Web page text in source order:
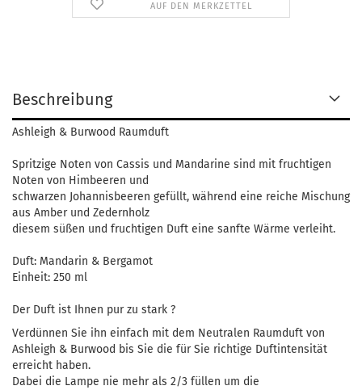
AUF DEN MERKZETTEL
Beschreibung
Ashleigh & Burwood Raumduft
Spritzige Noten von Cassis und Mandarine sind mit fruchtigen
Noten von Himbeeren und
schwarzen Johannisbeeren gefüllt, während eine reiche Mischung
aus Amber und Zedernholz
diesem süßen und fruchtigen Duft eine sanfte Wärme verleiht.
Duft: Mandarin & Bergamot
Einheit: 250 ml
Der Duft ist Ihnen pur zu stark ?
Verdünnen Sie ihn einfach mit dem Neutralen Raumduft von
Ashleigh & Burwood bis Sie die für Sie richtige Duftintensität
erreicht haben.
Dabei die Lampe nie mehr als 2/3 füllen um die